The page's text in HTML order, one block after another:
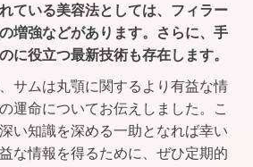
ている美容法としては、フィラー
増強などがあります。さらに、手
に役立つ最新技術も存在します。
サムは丸顎に関するより有益な情
運命についてお伝えしました。こ
い知識を深める一助となれば幸い
な情報を得るために、ぜひ定期的